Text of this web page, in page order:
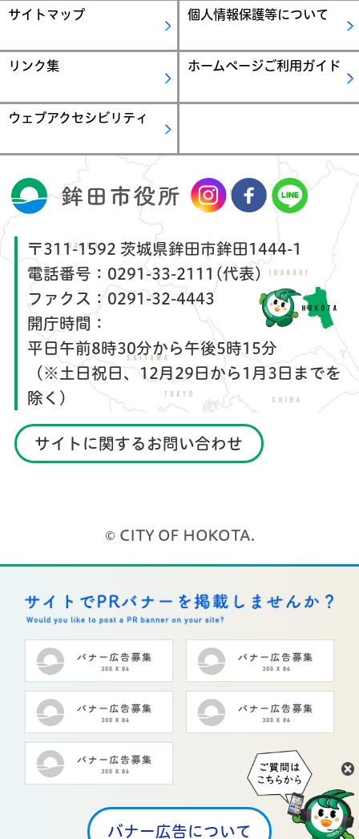
サイトマップ 個人情報保護等について
リンク集 ホームページご利用ガイド
ウェブアクセシビリティ
〒311-1592 茨城県鉾田市鉾田1444-1
電話番号： 0291-33-2111(代表)
ファクス： 0291-32-4443
開庁時間：
平日午前8時30分から午後5時15分
（※土日祝日、12月29日から1月3日までを
除く）
サイトに関するお問い合わせ
© CITY OF HOKOTA.
バナー広告について